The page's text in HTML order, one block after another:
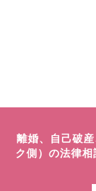
離婚、自己破
ク側）の法律